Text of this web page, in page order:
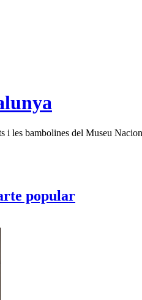
i les bambolines del Museu
popular